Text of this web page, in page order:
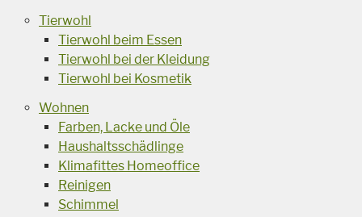
Tierwohl
Tierwohl beim Essen
Tierwohl bei der Kleidung
Tierwohl bei Kosmetik
Wohnen
Farben, Lacke und Öle
Haushaltsschädlinge
Klimafittes Homeoffice
Reinigen
Schimmel